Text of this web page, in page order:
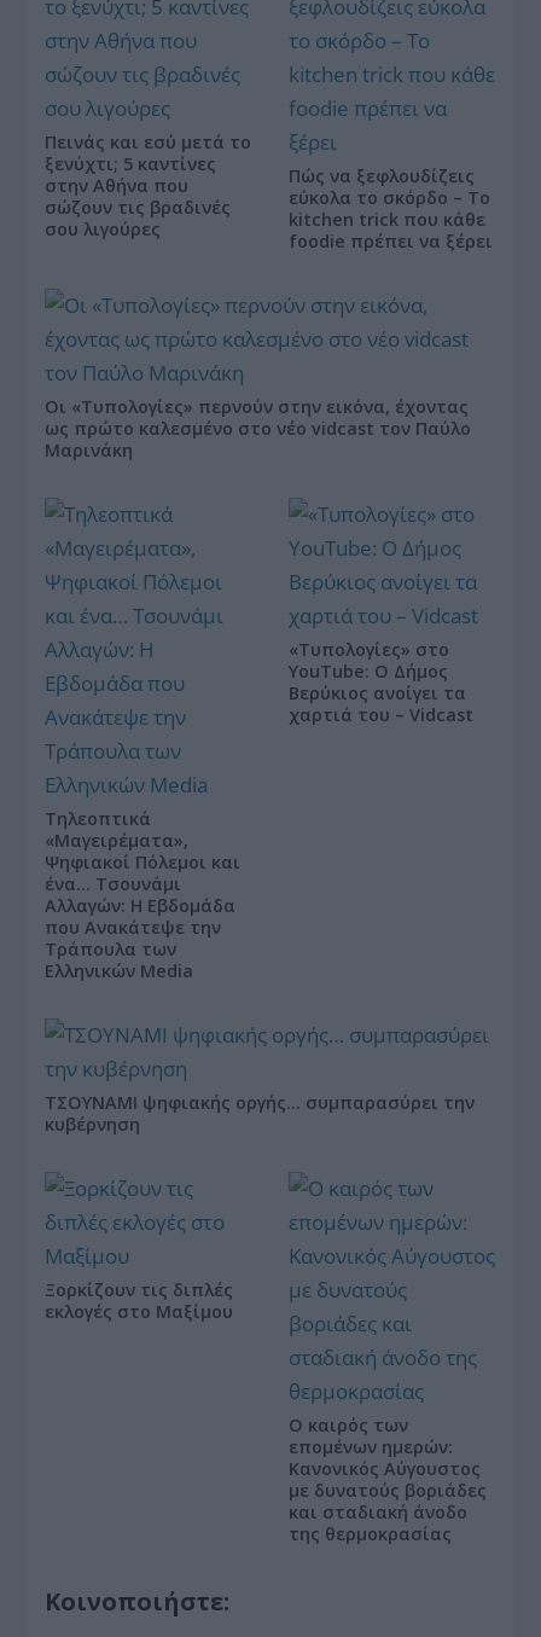
Πεινάς και εσύ μετά το
ξενύχτι; 5 καντίνες
στην Αθήνα που
σώζουν τις βραδινές
σου λιγούρες
Πώς να ξεφλουδίζεις
εύκολα το σκόρδο – Το
kitchen trick που κάθε
foodie πρέπει να ξέρει
Οι «Τυπολογίες» περνούν στην εικόνα, έχοντας
ως πρώτο καλεσμένο στο νέο vidcast τον Παύλο
Μαρινάκη
Τηλεοπτικά
«Μαγειρέματα»,
Ψηφιακοί Πόλεμοι και
ένα… Τσουνάμι
Αλλαγών: Η Εβδομάδα
που Ανακάτεψε την
Τράπουλα των
Ελληνικών Media
«Τυπολογίες» στο
YouTube: Ο Δήμος
Βερύκιος ανοίγει τα
χαρτιά του – Vidcast
ΤΣΟΥΝΑΜΙ ψηφιακής οργής… συμπαρασύρει την
κυβέρνηση
Ξορκίζουν τις διπλές
εκλογές στο Μαξίμου
Ο καιρός των
επομένων ημερών:
Κανονικός Αύγουστος
με δυνατούς βοριάδες
και σταδιακή άνοδο
της θερμοκρασίας
Κοινοποιήστε: